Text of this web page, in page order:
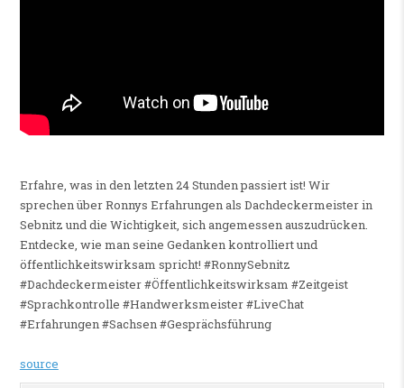
Erfahre, was in den letzten 24 Stunden passiert ist! Wir
sprechen über Ronnys Erfahrungen als Dachdeckermeister in
Sebnitz und die Wichtigkeit, sich angemessen auszudrücken.
Entdecke, wie man seine Gedanken kontrolliert und
öffentlichkeitswirksam spricht! #RonnySebnitz
#Dachdeckermeister #Öffentlichkeitswirksam #Zeitgeist
#Sprachkontrolle #Handwerksmeister #LiveChat
#Erfahrungen #Sachsen #Gesprächsführung
source